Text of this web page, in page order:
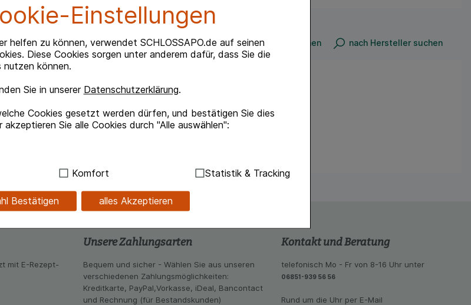
Einstellungen
helfen zu können, verwendet SCHLOSSAPO.de auf seinen
Diese Cookies sorgen unter anderem dafür, dass Sie die
nutzen können.
Sie in unserer Datenschutzerklärung.
Cookies gesetzt werden dürfen, und bestätigen Sie dies
Sie alle Cookies durch "Alle auswählen":
es sich um Cookies, die für die Grundfunktionen unserer
des Besuchers oder unsere Seite an bevorzugte
anzupassen. Komfort-Cookies ermöglichen es uns auch
sich Informationen über die Art und Weise der Nutzung
Hilfe wir unsere Website weiter für Sie optimieren können, den
die Werbung auf Drittseiten möglichst relevant für Sie zu
Komfort Statistik & Tracking
Bestätigen alles Akzeptieren
nach Produkt suchen nach Hersteller suchen
Aminfluorid.
gegen Karies.
Zeit einwirken.
mit E-Rezept-
Unsere Zahlungsarten
Bequem und sicher - Wählen Sie aus unseren
verschiedenen Zahlungsmöglichkeiten:
Kreditkarte, PayPal,Vorkasse, iDeal, Bancontact
und Rechnung (für Bestandskunden)
Kontakt und Beratung
telefonisch Mo - Fr von 8-16 Uhr unter
06851-939 56 56
Rund um die Uhr per E-Mail